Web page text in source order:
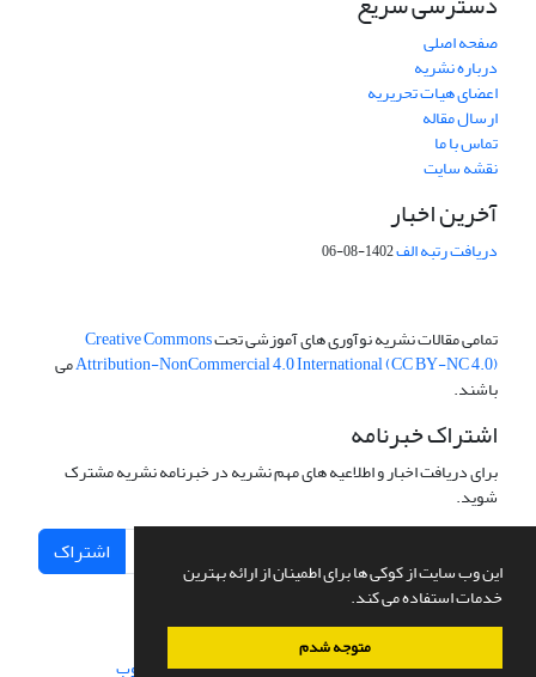
این وب سایت از کوکی ها برای اطمینان از ارائه بهترین
خدمات استفاده می کند.
متوجه شدم
صفحه اصلی
درباره نشریه
اعضای هیات تحریریه
ارسال مقاله
تماس با ما
نقشه سایت
آخرین اخبار
دریافت رتبه الف1402-08-06
تمامی مقالات نشریه نوآوری های آموزشی تحتCreative Commons
Attribution-NonCommercial 4.0 International (CC BY-NC 4.0)می
باشند.
اشتراک خبرنامه
برای دریافت اخبار و اطلاعیه های مهم نشریه در خبرنامه نشریه مشترک
شوید.
اشتراک
سامانه مدیریت نشریات علمی.طراحی و پیاده سازی از سیناوب